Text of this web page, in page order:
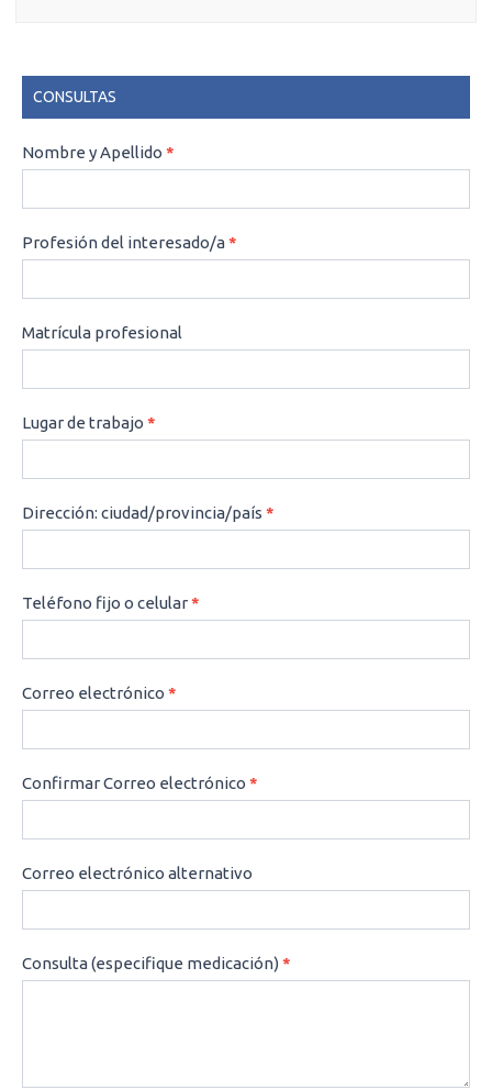
CONSULTAS
CONSULTAS
Nombre y Apellido *
Profesión del interesado/a*
Matrícula profesional
Lugar de trabajo *
Dirección: ciudad/provincia/país *
Teléfono fijo o celular*
Correo electrónico *
Confirmar Correo electrónico *
Correo electrónico alternativo
Consulta (especifique medicación)*